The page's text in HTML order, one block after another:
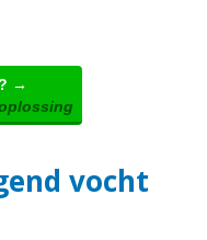
→
vocht